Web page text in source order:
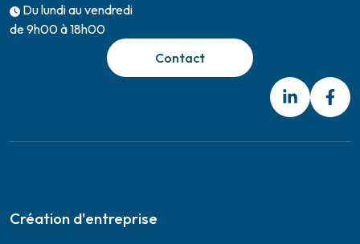
Du lundi au vendredi
de 9h00 à 18h00
Contact
Création d'entreprise